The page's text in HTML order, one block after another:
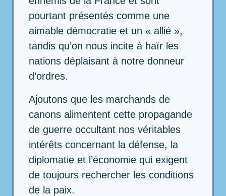
pourtant présentés comme une
aimable démocratie et un « allié »,
tandis qu’on nous incite à haïr les
nations déplaisant à notre donneur
d’ordres.
Ajoutons que les marchands de
canons alimentent cette propagande
de guerre occultant nos véritables
intérêts concernant la défense, la
diplomatie et l’économie qui exigent
de toujours rechercher les conditions
de la paix.